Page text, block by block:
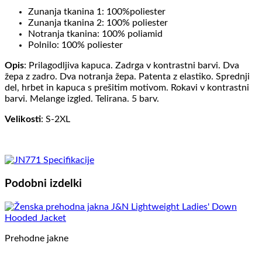
Zunanja tkanina 1: 100%poliester
Zunanja tkanina 2: 100% poliester
Notranja tkanina: 100% poliamid
Polnilo: 100% poliester
Opis: Prilagodljiva kapuca. Zadrga v kontrastni barvi. Dva
žepa z zadro. Dva notranja žepa. Patenta z elastiko. Sprednji
del, hrbet in kapuca s prešitim motivom. Rokavi v kontrastni
barvi. Melange izgled. Telirana. 5 barv.
Velikosti: S-2XL
Podobni izdelki
Prehodne jakne